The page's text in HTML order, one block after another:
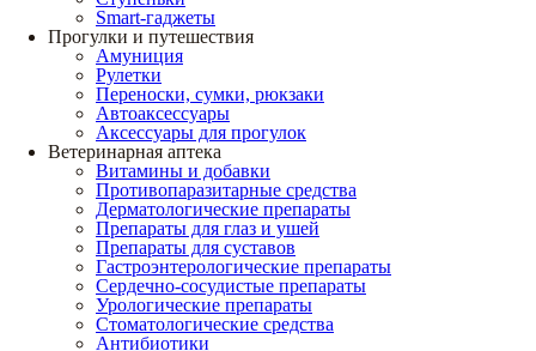
Smart-гаджеты
Прогулки и путешествия
Амуниция
Рулетки
Переноски, сумки, рюкзаки
Автоаксессуары
Аксессуары для прогулок
Ветеринарная аптека
Витамины и добавки
Противопаразитарные средства
Дерматологические препараты
Препараты для глаз и ушей
Препараты для суставов
Гастроэнтерологические препараты
Сердечно-сосудистые препараты
Урологические препараты
Стоматологические средства
Антибиотики